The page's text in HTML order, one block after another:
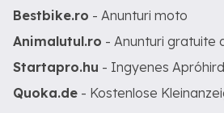
Bestbike.ro - Anunturi moto
Animalutul.ro - Anunturi gratuite
Startapro.hu - Ingyenes
Quoka.de - Kostenlose